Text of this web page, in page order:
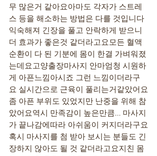
무 많은거 같아요아마도 각자가 스트레
스 등을 해소하는 방법은 다를 것입니다
익숙해져 긴장을 풀고 안락하게 받으니
더 효과가 좋은것 같더라고요모든 혈액
순환이 다 된 기분에 몸이 한결 가벼워졌
는데요고양출장마사지 안마엄청 시원하
게 아픈느낌아시죠 그런 느낌이더라구
요 실시간으로 근육이 풀리는거같았어요
좀 아픈 부위도 있었지만 난중을 위해 참
았어요역시 만족감이 높은만큼... 마사지
가 끝나감에따라 아쉬움이 커지더라구요
혹시 마사지를 첨 받아 보시는 분들도 긴
장하지 않아도 될 것 같더라고요지친 몸